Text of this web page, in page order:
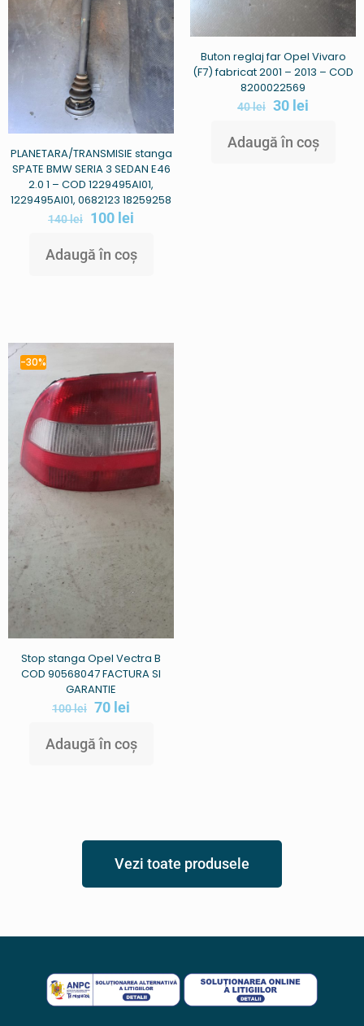
PLANETARA/TRANSMISIE stanga
SPATE BMW SERIA 3 SEDAN E46
2.0 1 – COD 1229495AI01,
1229495AI01, 0682123 18259258
140lei 100 lei
Adaugă în coș
Buton reglaj far Opel Vivaro
(F7) fabricat 2001 – 2013 – COD
8200022569
40lei 30 lei
Adaugă în coș
-30%
Stop stanga Opel Vectra B
COD 90568047 FACTURA SI
GARANTIE
100lei 70 lei
Adaugă în coș
Vezi toate produsele